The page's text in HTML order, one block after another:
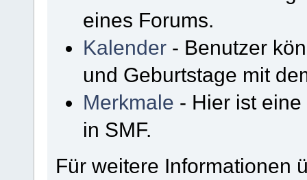
eines Forums.
Kalender - Benutzer
und Geburtstage mit
Merkmale - Hier ist
in SMF.
Für weitere Informationen